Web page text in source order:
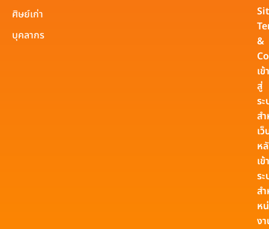
ศิษย์เก่า
บุคลากร
&
เข้า
สู่
ร
ส
เ
ห
เข้
ร
ส
ห
ง